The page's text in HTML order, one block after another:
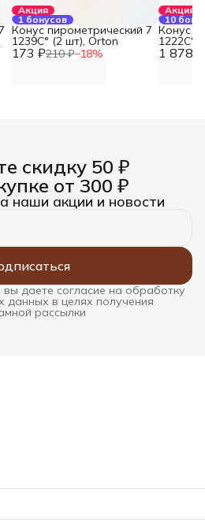
Акция
1 бонусов
173 ₽210 ₽−18%
Конус пирометрический 7
1239С° (2 шт), Orton
Акция
10
1 878 ₽
Конус
1222С°
Orton
скидку 50 ₽
от 300 ₽
наши акции и новости
даете согласие на обработку
данных в целях получения
рассылки